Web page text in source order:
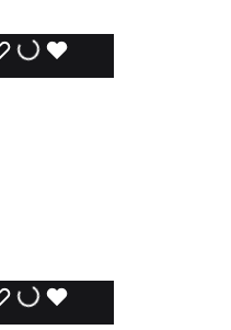
WISHLISTWISHLIST
WISHLISTWISHLIST